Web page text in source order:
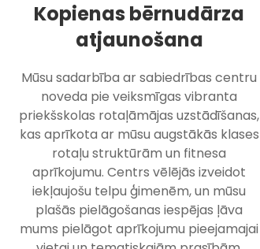
Kopienas bērnudārza
atjaunošana
Mūsu sadarbība ar sabiedrības centru
noveda pie veiksmīgas vibranta
priekšskolas rotaļāmājas uzstādīšanas,
kas aprīkota ar mūsu augstākās klases
rotaļu struktūrām un fitnesa
aprīkojumu. Centrs vēlējās izveidot
iekļaujošu telpu ģimenēm, un mūsu
plašās pielāgošanas iespējas ļāva
mums pielāgot aprīkojumu pieejamajai